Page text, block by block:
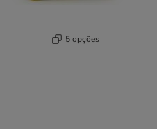
5 opções